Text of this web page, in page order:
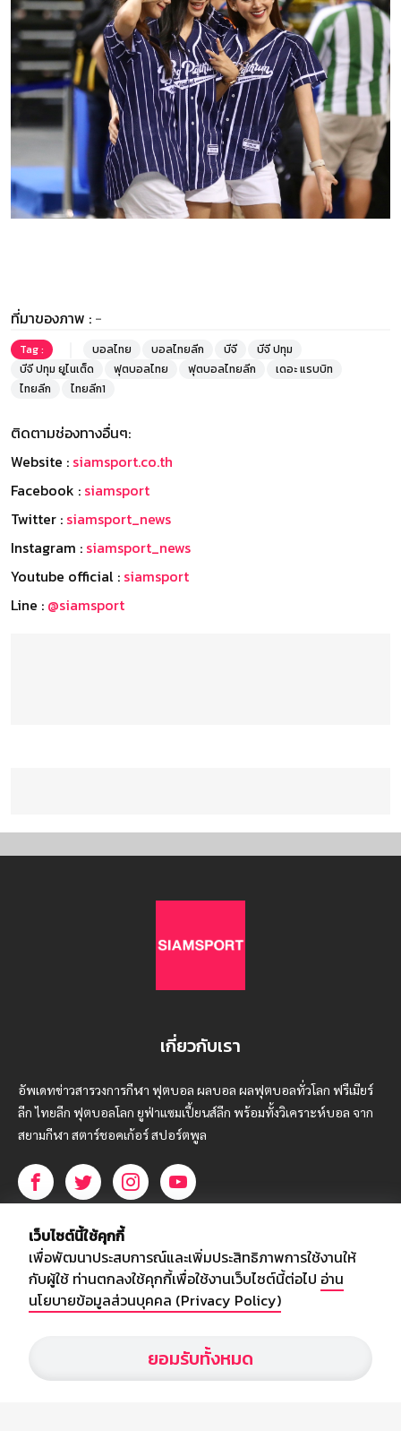
ที่มาของภาพ : -
Tag : บอลไทย บอลไทยลีก บีจี
บีจี ปทุม
บีจี ปทุม ยูไนเต็ด
ฟุตบอลไทย ฟุตบอลไทยลีก
เดอะ แรบบิท
ไทยลีก
ไทยลีก1
ติดตามช่องทางอื่นๆ:
Website : siamsport.co.th
Facebook : siamsport
Twitter : siamsport_news
Instagram : siamsport_news
Youtube official : siamsport
Line : @siamsport
เกี่ยวกับเรา
อัพเดทข่าวสารวงการกีฬา ฟุตบอล ผลบอล ผลฟุตบอลทั่วโลก ฟรีเมียร์
ลีก ไทยลีก ฟุตบอลโลก ยูฟ่าแซมเปี้ยนส์ลีก พร้อมทั้งวิเคราะห์บอล จาก
สยามกีฬา สตาร์ชอคเก้อร์ สปอร์ตพูล
บริษัท สยามสปอร์ต ซินติเคท จำกัด (มหาชน)
เลขที่ 66/26 - 29 ซอยรามอินทรา 40
ถนนรามอินทรา แขวงนวลจันทร์
เขตบึงกุ่ม กรุงเทพฯ 10230
webmaster@siamsport.co.th
เว็บไซต์ : www.siamsport.co.th
เว็บไซต์นี้ใช้คุกกี้
เพื่อพัฒนาประสบการณ์และเพิ่มประสิทธิภาพการใช้งานให้
กับผู้ใช้ ท่านตกลงใช้คุกกี้เพื่อใช้งานเว็บไซต์นี้ต่อไป อ่าน
นโยบายข้อมูลส่วนบุคคล (Privacy Policy)
ยอมรับทั้งหมด